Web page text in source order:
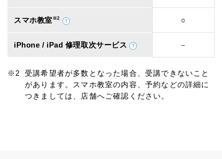
スマホ教室 ※2 ○
iPhone / iPad 修理取次サービス －
受講希望者が多数となった場合、受講できないこと
があります。スマホ教室の内容、予約などの詳細に
つきましては、店舗へご確認ください。